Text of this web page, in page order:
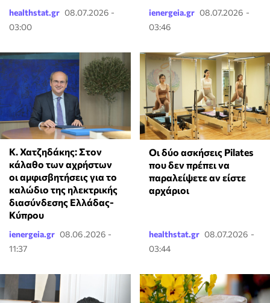
healthstat.gr 08.07.2026 -
03:00
ienergeia.gr 08.07.2026 -
03:46
Κ. Χατζηδάκης: Στον
κάλαθο των αχρήστων
οι αμφισβητήσεις για το
καλώδιο της ηλεκτρικής
διασύνδεσης Ελλάδας-
Κύπρου
ienergeia.gr 08.06.2026 -
11:37
Οι δύο ασκήσεις Pilates
που δεν πρέπει να
παραλείψετε αν είστε
αρχάριοι
healthstat.gr 08.07.2026 -
03:44